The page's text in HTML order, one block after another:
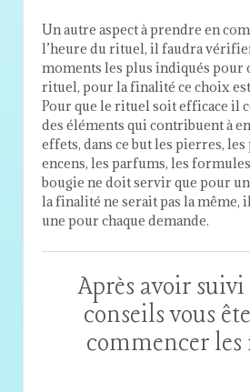
Un autre aspect à prendre en
l’heure du rituel, il faudra
moments les plus indiqués pour
rituel, pour la finalité ce choix
Pour que le rituel soit efficace il
des éléments qui contribuent à
effets, dans ce but les pierres, les
encens, les parfums, les
bougie ne doit servir que pour
la finalité ne serait pas la même,
une pour chaque demande.
Après avoir suivi
conseils vous
commencer